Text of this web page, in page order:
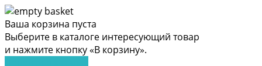
Ваша корзина пуста
Выберите в каталоге интересующий товар
и нажмите кнопку «В корзину».